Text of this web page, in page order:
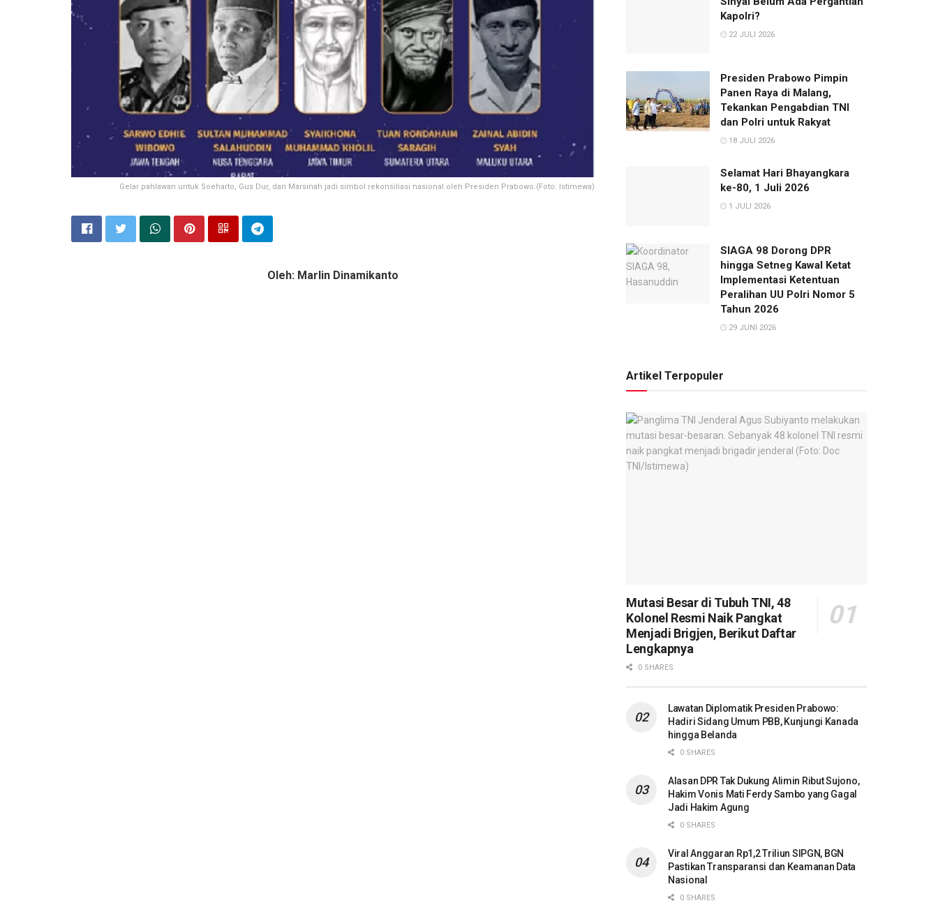
Gelar pahlawan untuk Soeharto, Gus Dur, dan Marsinah jadi simbol rekonsiliasi nasional oleh Presiden Prabowo.(Foto: Istimewa)
Oleh: Marlin Dinamikanto
Kapolri?
22 JULI 2026
Presiden Prabowo Pimpin
Panen Raya di Malang,
Tekankan Pengabdian TNI
dan Polri untuk Rakyat
18 JULI 2026
Selamat Hari Bhayangkara
ke-80, 1 Juli 2026
1 JULI 2026
SIAGA 98 Dorong DPR
hingga Setneg Kawal Ketat
Implementasi Ketentuan
Peralihan UU Polri Nomor 5
Tahun 2026
29 JUNI 2026
Artikel Terpopuler
Mutasi Besar di Tubuh TNI, 48
Kolonel Resmi Naik Pangkat
Menjadi Brigjen, Berikut Daftar
Lengkapnya
0 SHARES
Lawatan Diplomatik Presiden Prabowo:
Hadiri Sidang Umum PBB, Kunjungi Kanada
hingga Belanda
0 SHARES
Alasan DPR Tak Dukung Alimin Ribut Sujono,
Hakim Vonis Mati Ferdy Sambo yang Gagal
Jadi Hakim Agung
0 SHARES
Viral Anggaran Rp1,2 Triliun SIPGN, BGN
Pastikan Transparansi dan Keamanan Data
Nasional
0 SHARES